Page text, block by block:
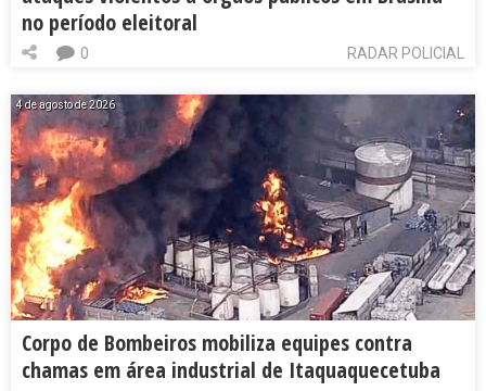
no período eleitoral
RADAR POLICIAL
0
4 de agosto de 2026
Corpo de Bombeiros mobiliza equipes contra
chamas em área industrial de Itaquaquecetuba